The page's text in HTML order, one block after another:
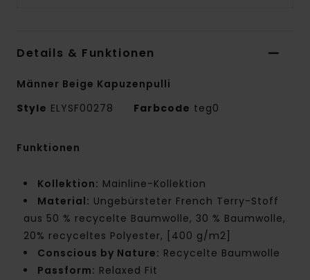
Details & Funktionen
Männer Beige Kapuzenpulli
Style ELYSF00278 Farbcode teg0
Funktionen
Kollektion: Mainline-Kollektion
Material: Ungebürsteter French Terry-Stoff
aus 50 % recycelte Baumwolle, 30 % Baumwolle,
20% recyceltes Polyester, [400 g/m2]
Conscious by Nature: Recycelte Baumwolle
Passform: Relaxed Fit